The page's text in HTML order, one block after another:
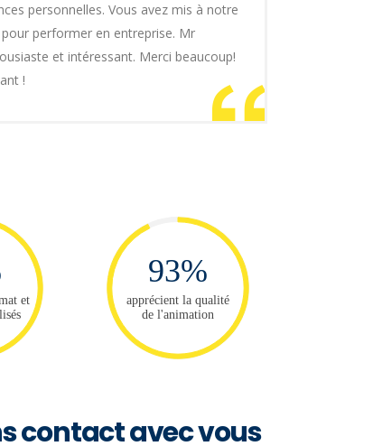
personnelles. Vous avez mis à notre
performer en entreprise. Mr
et intéressant. Merci beaucoup!
!
et
93%
apprécient la qualité
de l'animation
contact avec vous